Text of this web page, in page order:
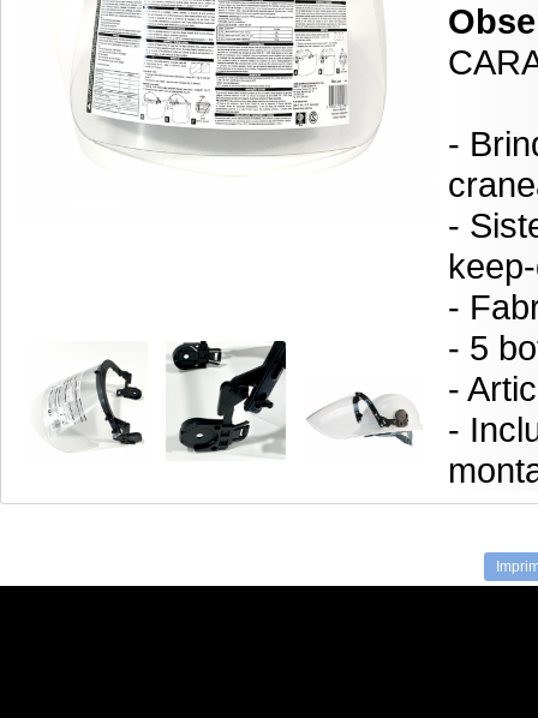
-
-
-
- 5
-
-